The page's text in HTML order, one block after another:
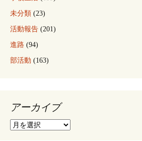
未分類 (23)
活動報告 (201)
進路 (94)
部活動 (163)
アーカイブ
ア